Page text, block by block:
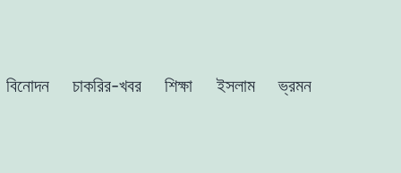
বিনোদন চাকরির-খবর শিক্ষা ইসলাম ভ্রমন